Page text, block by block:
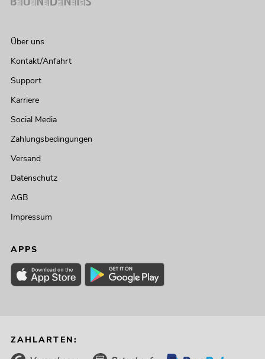
Über uns
Kontakt/Anfahrt
Support
Karriere
Social Media
Zahlungsbedingungen
Versand
Datenschutz
AGB
Impressum
APPS
ZAHLARTEN: